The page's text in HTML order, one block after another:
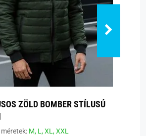
ZÖLD BOMBER STÍLUSÚ
M, L,XL,XXL